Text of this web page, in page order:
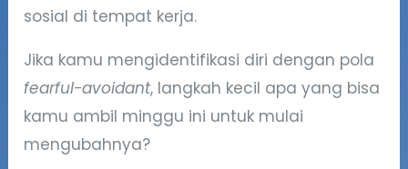
sosial di tempat kerja.
Jika kamu mengidentifikasi diri dengan pola
fearful-avoidant, langkah kecil apa yang bisa
kamu ambil minggu ini untuk mulai
mengubahnya?